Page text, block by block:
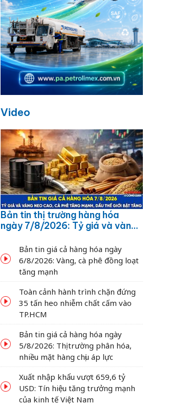
Video
Bản tin thị trường hàng hóa
ngày 7/8/2026: Tỷ giá và vàng
dầu thế giới bật tăng
Bản tin giá cả hàng hóa ngày
6/8/2026: Vàng, cà phê đồng loạt
tăng mạnh
Toàn cảnh hành trình chặn đứng
35 tấn heo nhiễm chất cấm vào
TP.HCM
Bản tin giá cả hàng hóa ngày
5/8/2026: Thị trường phân hóa,
nhiều mặt hàng chịu áp lực
Xuất nhập khẩu vượt 659,6 tỷ
USD: Tín hiệu tăng trưởng mạnh
của kinh tế Việt Nam